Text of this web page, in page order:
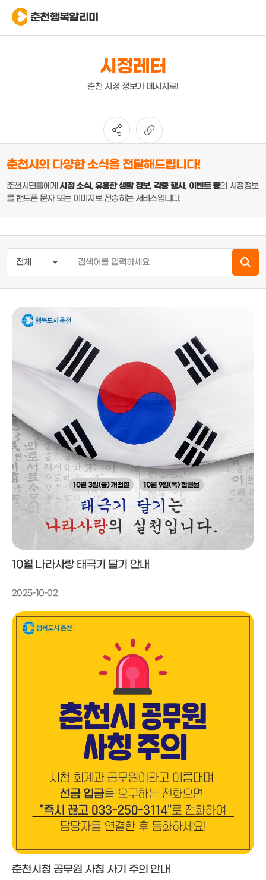
춘천행복알리미
시정레터
춘천 시정 정보가 메시지로!
춘천시의 다양한 소식을 전달해드립니다!
춘천시민들에게시정 소식, 유용한 생활 정보, 각종 행사, 이벤트 등의 시정정보
를 핸드폰 문자 또는 이미지로 전송하는 서비스입니다.
10월 나라사랑 태극기 달기 안내
2025-10-02
춘천시청 공무원 사칭 사기 주의 안내